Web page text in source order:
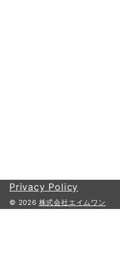
Privacy Policy
© 2026 株式会社エイムワン